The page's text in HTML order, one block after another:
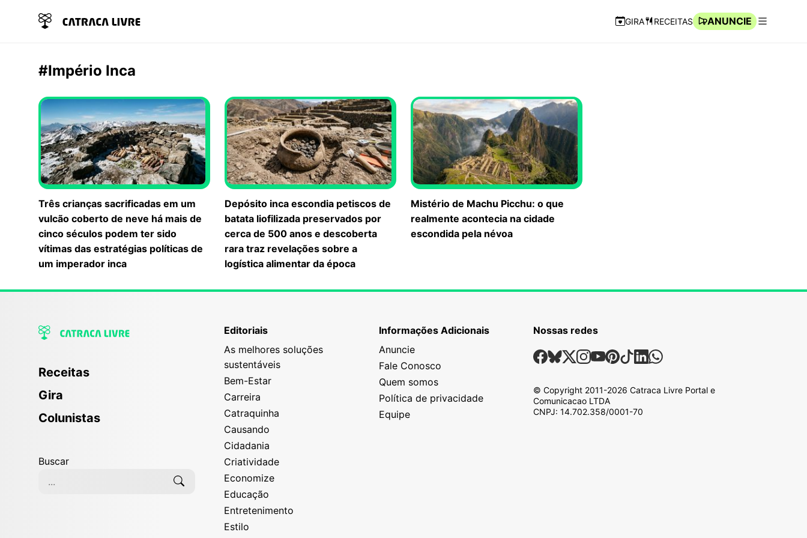
Navegação Rápida
GIRA RECEITAS
ANUNCIE
#Império Inca
Três crianças sacrificadas em um
vulcão coberto de neve há mais de
cinco séculos podem ter sido
vítimas das estratégias políticas de
um imperador inca
Depósito inca escondia petiscos de
batata liofilizada preservados por
cerca de 500 anos e descoberta
rara traz revelações sobre a
logística alimentar da época
Mistério de Machu Picchu: o que
realmente acontecia na cidade
escondida pela névoa
Receitas
Gira
Colunistas
Buscar
Editoriais
As melhores soluções
sustentáveis
Bem-Estar
Carreira
Catraquinha
Causando
Cidadania
Criatividade
Economize
Educação
Entretenimento
Estilo
Informações Adicionais
Anuncie
Fale Conosco
Quem somos
Política de privacidade
Equipe
Nossas redes
Nossas Redes Sociais
Facebook
Bsky
X Instagram
Youtube
Pinterest
TiktokLinkedin
Whatsapp
© Copyright 2011-2026 Catraca Livre Portal e
Comunicacao LTDA
CNPJ: 14.702.358/0001-70